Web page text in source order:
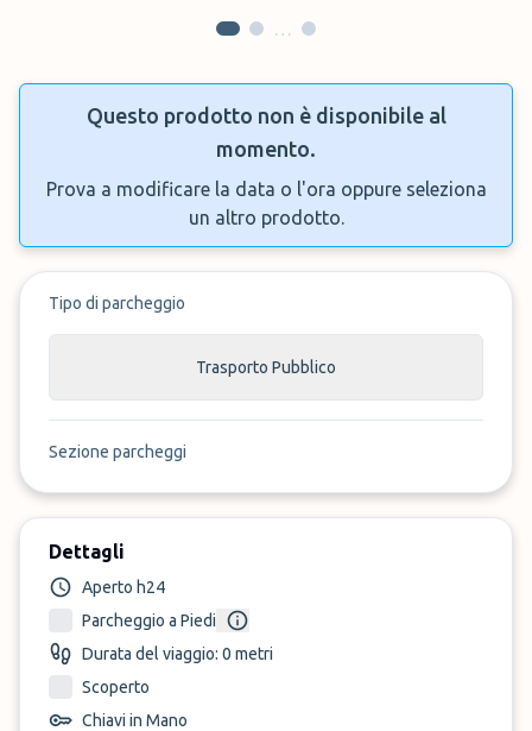
…
Questo prodotto non è disponibile al
momento.
Prova a modificare la data o l'ora oppure seleziona
un altro prodotto.
Tipo di parcheggio
Trasporto Pubblico
Sezione parcheggi
Dettagli
Aperto h24
Parcheggio a Piedi
Durata del viaggio: 0 metri
Scoperto
Chiavi in Mano